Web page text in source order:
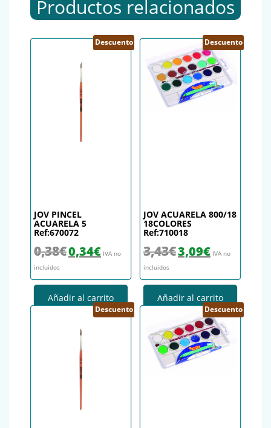
Productos relacionados
Descuento
JOV PINCEL
ACUARELA 5
Ref:670072
0,38€ El precio original era: 0,38€.
0,34€El precio actual es: 0,34€.
IVA no
incluidos
Añadir al carrito
Descuento
JOV ACUARELA 800/18
18COLORES
Ref:710018
3,43€ El precio original era: 3,43€.
3,09€El precio actual
IVA no
incluidos
Añadir al carrito
Descuento Descuento